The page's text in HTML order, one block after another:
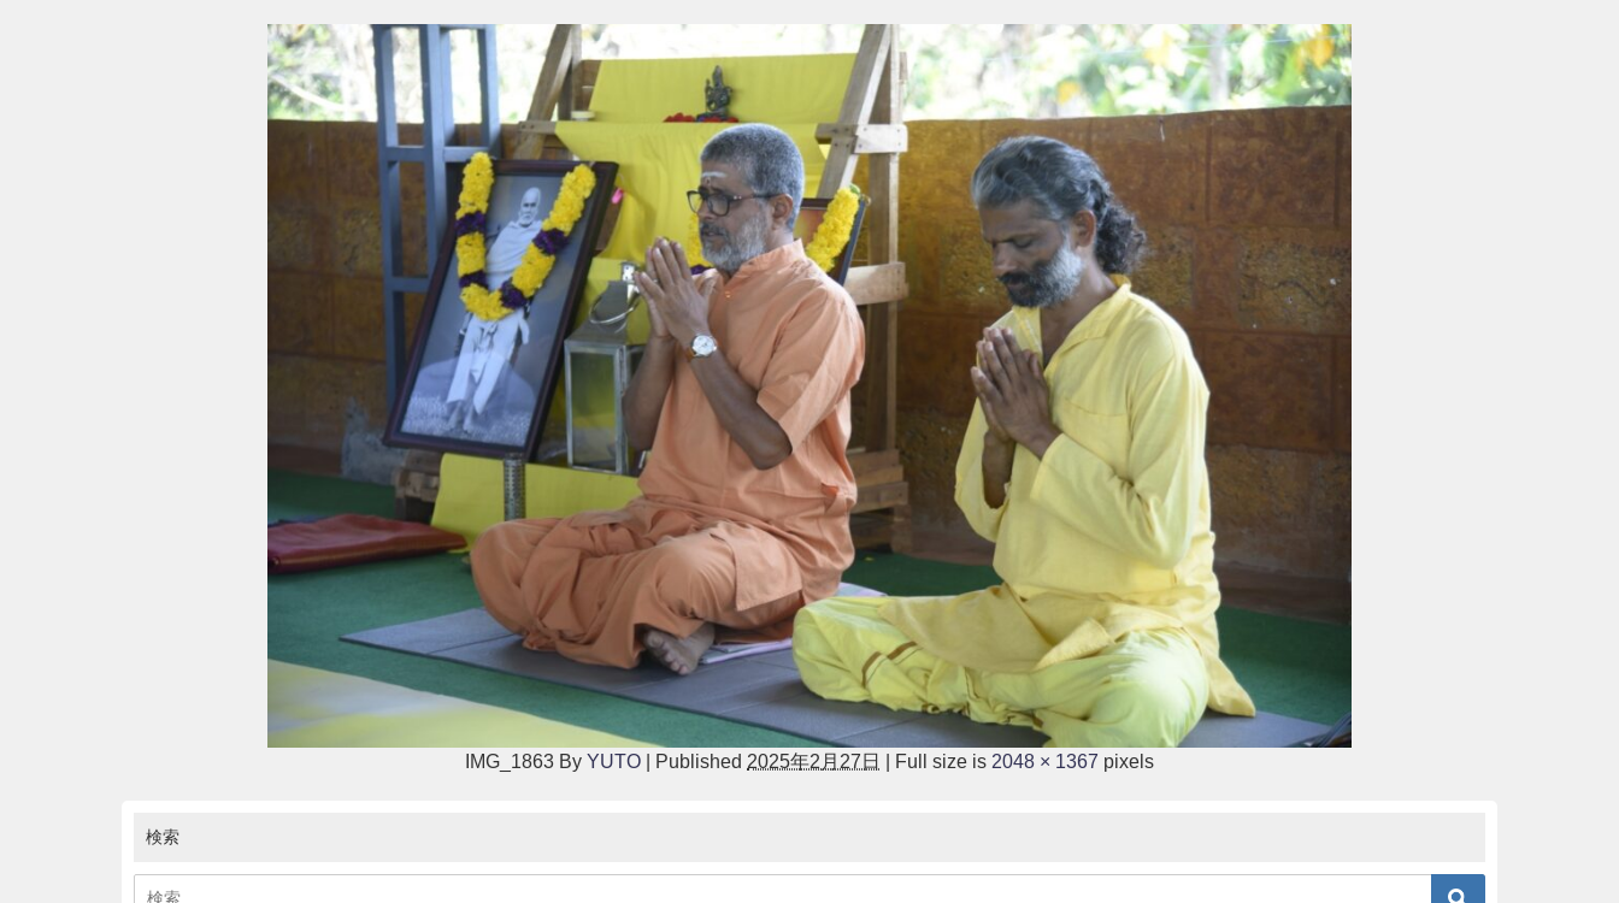
IMG_1863 By YUTO Published 2025年2月27日 Full size is 2048 × 1367 pixels
検索